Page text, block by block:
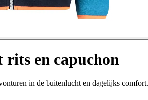
en capuchon
in de buitenlucht en dagelijks comfort.